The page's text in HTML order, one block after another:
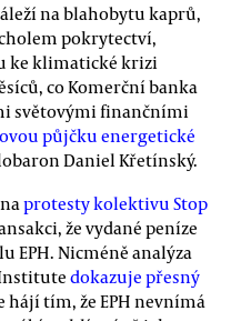
na blahobytu kaprů,
pokrytectví,
ke klimatické krizi
co Komerční banka
světovými finančními
půjčku energetické
Daniel Křetínský.
protesty kolektivu Stop
že vydané peníze
EPH. Nicméně analýza
dokazuje přesný
hájí tím, že EPH nevnímá